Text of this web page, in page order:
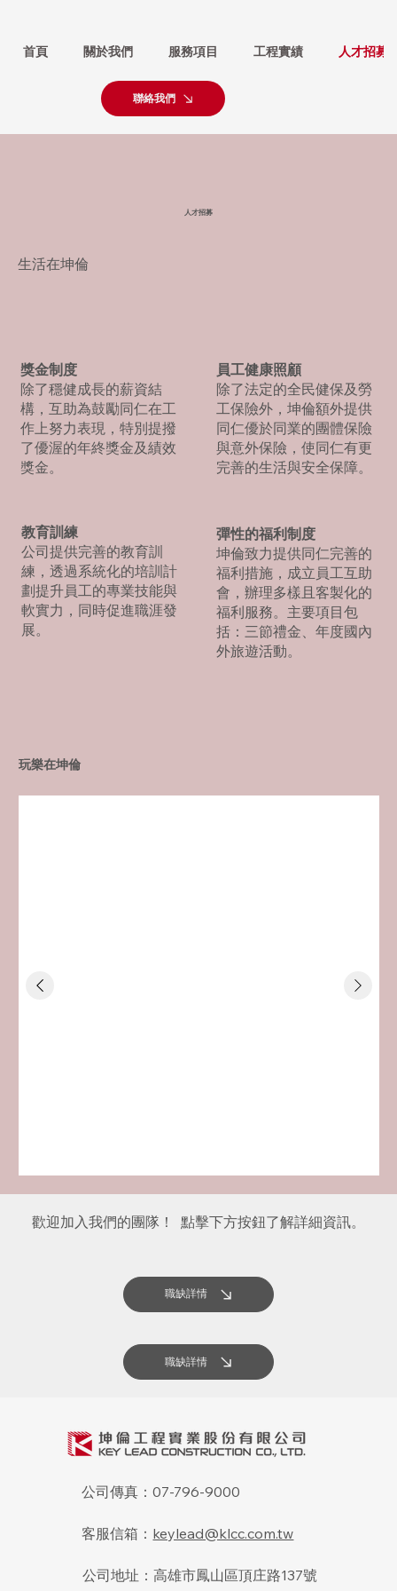
首頁 關於我們 服務項目 工程實績 人才招募
聯絡我們
人才招募
生活在坤倫
獎金制度
除了穩健成長的薪資結
構，互助為鼓勵同仁在工
作上努力表現，特別提撥
了優渥的年終獎金及績效
獎金。
員工健康照顧
除了法定的全民健保及勞
工保險外，坤倫額外提供
同仁優於同業的團體保險
與意外保險，使同仁有更
完善的生活與安全保障。
教育訓練
公司提供完善的教育訓
練，透過系統化的培訓計
劃提升員工的專業技能與
軟實力，同時促進職涯發
展。
彈性的福利制度
坤倫致力提供同仁完善的
福利措施，成立員工互助
會，辦理多樣且客製化的
福利服務。主要項目包
括：三節禮金、年度國內
外旅遊活動。
玩樂在坤倫
歡迎加入我們的團隊！ 點擊下方按鈕了解詳細資訊。
職缺詳情
職缺詳情
公司傳真：07-796-9000
客服信箱： keylead@klcc.com.tw
公司地址：高雄市鳳山區頂庄路137號